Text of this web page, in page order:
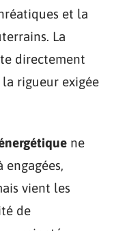
et la
La
directement
rigueur exigée
ne
vient les
de